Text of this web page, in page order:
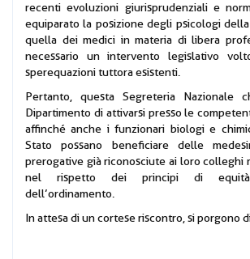
recenti evoluzioni giurisprudenziali e
equiparato la posizione degli psicologi
quella dei medici in materia di libera
necessario un intervento legislativo
sperequazioni tuttora esistenti.
Pertanto, questa Segreteria Nazionale
Dipartimento di attivarsi presso le
affinché anche i funzionari biologi e
Stato possano beneficiare delle
prerogative già riconosciute ai loro colleghi
nel rispetto dei principi di
dell’ordinamento.
In attesa di un cortese riscontro, si porgono